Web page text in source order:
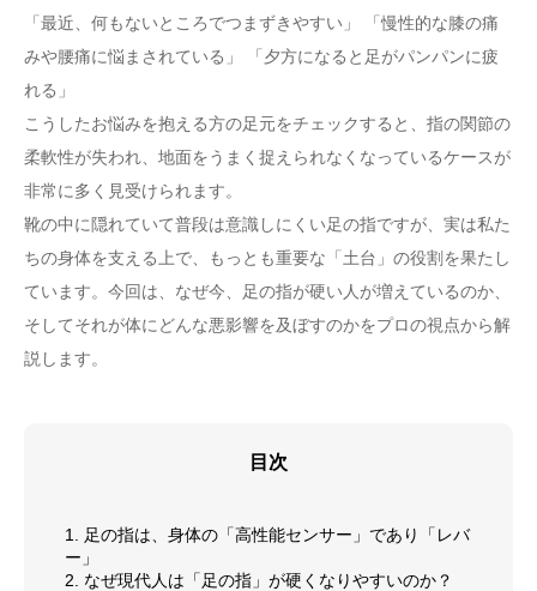
「最近、何もないところでつまずきやすい」 「慢性的な膝の痛
みや腰痛に悩まされている」 「夕方になると足がパンパンに疲
れる」
こうしたお悩みを抱える方の足元をチェックすると、指の関節の
柔軟性が失われ、地面をうまく捉えられなくなっているケースが
非常に多く見受けられます。
靴の中に隠れていて普段は意識しにくい足の指ですが、実は私た
ちの身体を支える上で、もっとも重要な「土台」の役割を果たし
ています。今回は、なぜ今、足の指が硬い人が増えているのか、
そしてそれが体にどんな悪影響を及ぼすのかをプロの視点から解
説します。
目次
1. 足の指は、身体の「高性能センサー」であり「レバ
ー」
2. なぜ現代人は「足の指」が硬くなりやすいのか？